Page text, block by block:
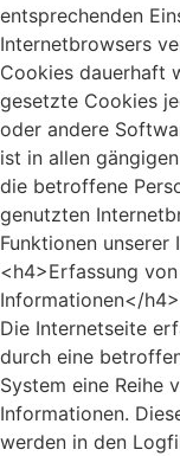
entsprechenden
Internetbrowsers
Cookies dauerhaft
gesetzte Cookies
oder andere
ist in allen
die betroffene
genutzten
Funktionen
<h4>Erfassung
Informationen</h4>
Die Internetseite
durch eine
System eine Reihe
Informationen.
werden in den